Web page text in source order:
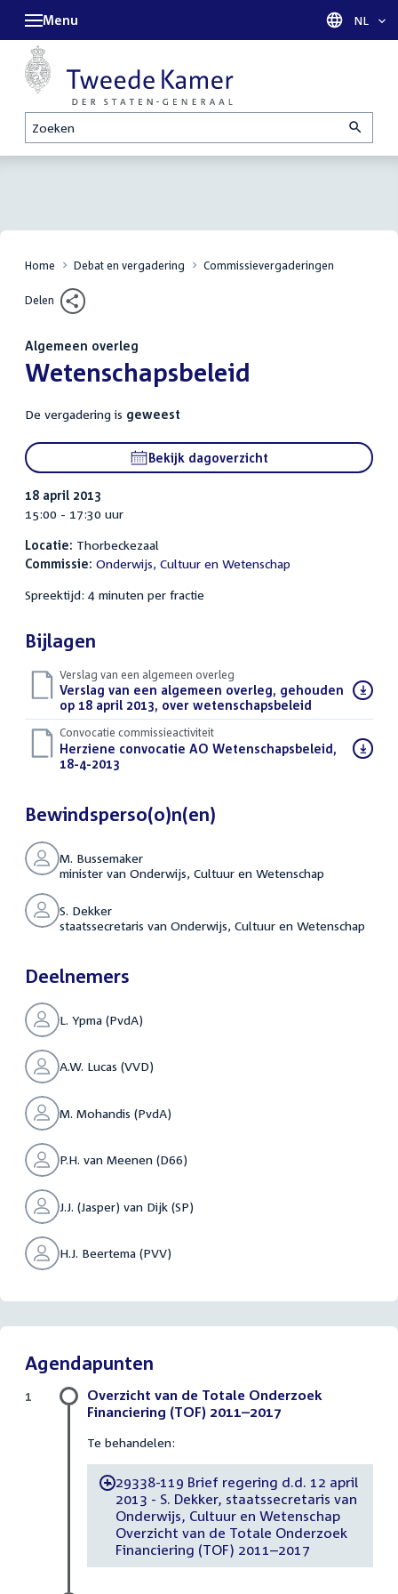
Zoeken
Menu Taal
NL
Home Debat en vergadering Commissievergaderingen
Delen
Algemeen overleg
:Wetenschapsbeleid
De vergadering is geweest
Bekijk dagoverzicht
18 april 2013
15:00 - 17:30 uur
Locatie: Thorbeckezaal
Commissie: Onderwijs, Cultuur en Wetenschap
Spreektijd: 4 minuten per fractie
Bijlagen
Verslag van een algemeen overleg
Download
bestand:
Verslag van een algemeen overleg, gehouden
op 18 april 2013, over wetenschapsbeleid
Convocatie commissieactiviteit
Download
bestand:
Herziene convocatie AO Wetenschapsbeleid,
18-4-2013
Bewindsperso(o)n(en)
M. Bussemaker
minister van Onderwijs, Cultuur en Wetenschap
S. Dekker
staatssecretaris van Onderwijs, Cultuur en Wetenschap
Deelnemers
L. Ypma (PvdA)
A.W. Lucas (VVD)
M. Mohandis (PvdA)
P.H. van Meenen (D66)
J.J. (Jasper) van Dijk (SP)
H.J. Beertema (PVV)
Agendapunten
Overzicht van de Totale Onderzoek
Financiering (TOF) 2011–2017
Te behandelen:
-29338-119 Brief regering d.d. 12 april
2013 - S. Dekker, staatssecretaris van
Onderwijs, Cultuur en Wetenschap
Overzicht van de Totale Onderzoek
Financiering (TOF) 2011–2017
1